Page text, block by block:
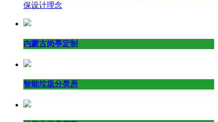
保设计理念
内蒙古岗亭定制
智能垃圾分类房